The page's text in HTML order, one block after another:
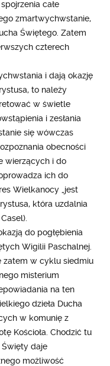
całe
zmartwychwstanie,
Świętego. Zatem
czterech
i dają okazję
to należy
w świetle
i zesłania
się wówczas
obecności
wierzących i do
ich do
Wielkanocy „jest
która uzdalnia
do pogłębienia
Wigilii Paschalnej.
zatem w cyklu siedmiu
misterium
na ten
dzieła Ducha
w komunię z
Kościoła. Chodzić tu
Święty daje
możliwość